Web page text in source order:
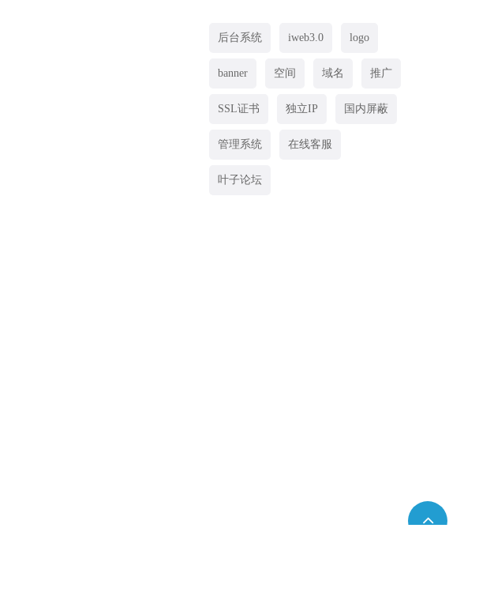
后台系统 iweb3.0 logo
banner 空间 域名 推广
SSL证书 独立IP 国内屏蔽
管理系统 在线客服
叶子论坛